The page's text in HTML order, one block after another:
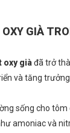
GIÀ
oxy giàđã trở
và tăng
sống cho tôm
amoniac và